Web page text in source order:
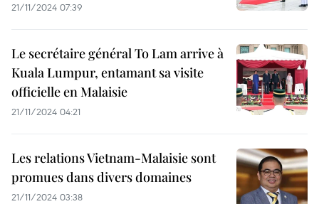
21/11/2024 07:39
Le secrétaire général To Lam arrive à
Kuala Lumpur, entamant sa visite
officielle en Malaisie
21/11/2024 04:21
Les relations Vietnam-Malaisie sont
promues dans divers domaines
21/11/2024 03:38